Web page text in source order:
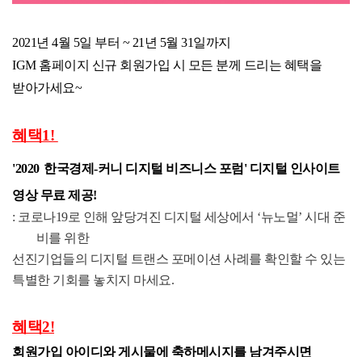
2021년 4월 5일 부터 ~ 21년 5월 31일까지
IGM 홈페이지 신규 회원가입 시 모든 분께 드리는 혜택을
받아가세요~
혜택1!
'2020 한국경제-커니 디지털 비즈니스 포럼' 디지털 인사이트
영상 무료 제공!
: 코로나19로 인해 앞당겨진 디지털 세상에서 ‘뉴노멀’ 시대 준
비를 위한
선진기업들의 디지털 트랜스 포메이션 사례를 확인할 수 있는
특별한 기회를 놓치지 마세요.
혜택2!
회원가입 아이디와 게시물에 축하메시지를 남겨주시면